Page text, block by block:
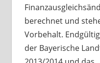
berechnet und
Vorbehalt.
der Bayerische